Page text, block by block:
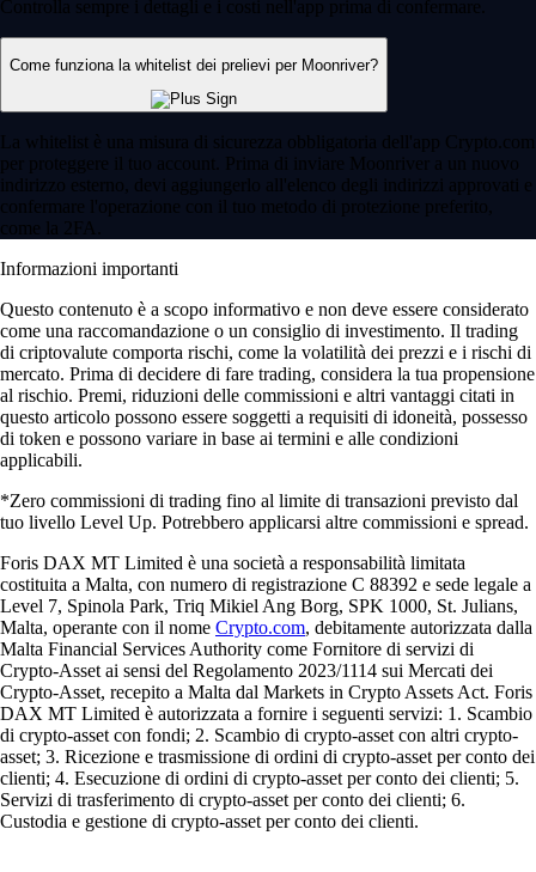
Controlla sempre i dettagli e i costi nell'app prima di confermare.
Come funziona la whitelist dei prelievi per Moonriver?
La whitelist è una misura di sicurezza obbligatoria dell'app Crypto.com
per proteggere il tuo account. Prima di inviare Moonriver a un nuovo
indirizzo esterno, devi aggiungerlo all'elenco degli indirizzi approvati e
confermare l'operazione con il tuo metodo di protezione preferito,
come la 2FA.
Informazioni importanti
Questo contenuto è a scopo informativo e non deve essere considerato
come una raccomandazione o un consiglio di investimento. Il trading
di criptovalute comporta rischi, come la volatilità dei prezzi e i rischi di
mercato. Prima di decidere di fare trading, considera la tua propensione
al rischio. Premi, riduzioni delle commissioni e altri vantaggi citati in
questo articolo possono essere soggetti a requisiti di idoneità, possesso
di token e possono variare in base ai termini e alle condizioni
applicabili.
*Zero commissioni di trading fino al limite di transazioni previsto dal
tuo livello Level Up. Potrebbero applicarsi altre commissioni e spread.
Foris DAX MT Limited è una società a responsabilità limitata
costituita a Malta, con numero di registrazione C 88392 e sede legale a
Level 7, Spinola Park, Triq Mikiel Ang Borg, SPK 1000, St. Julians,
Malta, operante con il nome Crypto.com, debitamente autorizzata dalla
Malta Financial Services Authority come Fornitore di servizi di
Crypto-Asset ai sensi del Regolamento 2023/1114 sui Mercati dei
Crypto-Asset, recepito a Malta dal Markets in Crypto Assets Act. Foris
DAX MT Limited è autorizzata a fornire i seguenti servizi: 1. Scambio
di crypto-asset con fondi; 2. Scambio di crypto-asset con altri crypto-
asset; 3. Ricezione e trasmissione di ordini di crypto-asset per conto dei
clienti; 4. Esecuzione di ordini di crypto-asset per conto dei clienti; 5.
Servizi di trasferimento di crypto-asset per conto dei clienti; 6.
Custodia e gestione di crypto-asset per conto dei clienti.